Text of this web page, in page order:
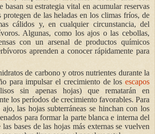
basan su estrategia vital en acumular reservas
protegen de las heladas en los climas fríos, de
cálidos y, en cualquier circunstancia, del
Algunas, como los ajos o las cebollas,
con un arsenal de productos químicos
aprenden a conocer rápidamente para
de carbono y otros nutrientes durante la
para impulsar el crecimiento de los escapos
sin apenas hojas) que rematarán en
los períodos de crecimiento favorables. Para
las hojas subterráneas se hinchan con los
para formar la parte blanca e interna del
bases de las hojas más externas se vuelven